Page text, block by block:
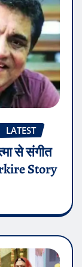
LATEST
से संगीत
Story